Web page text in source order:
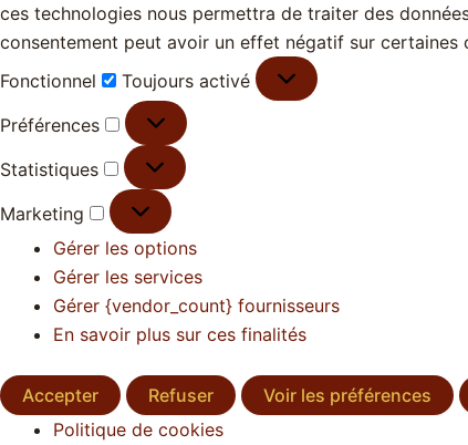
ces technologies nous permettra de traiter des
consentement peut avoir un effet négatif sur certaines
Fonctionnel
Toujours activé
Préférences
Statistiques
Marketing
Gérer les options
Gérer les services
Gérer {vendor_count} fournisseurs
En savoir plus sur ces finalités
Accepter Refuser Voir les préférences
Politique de cookies